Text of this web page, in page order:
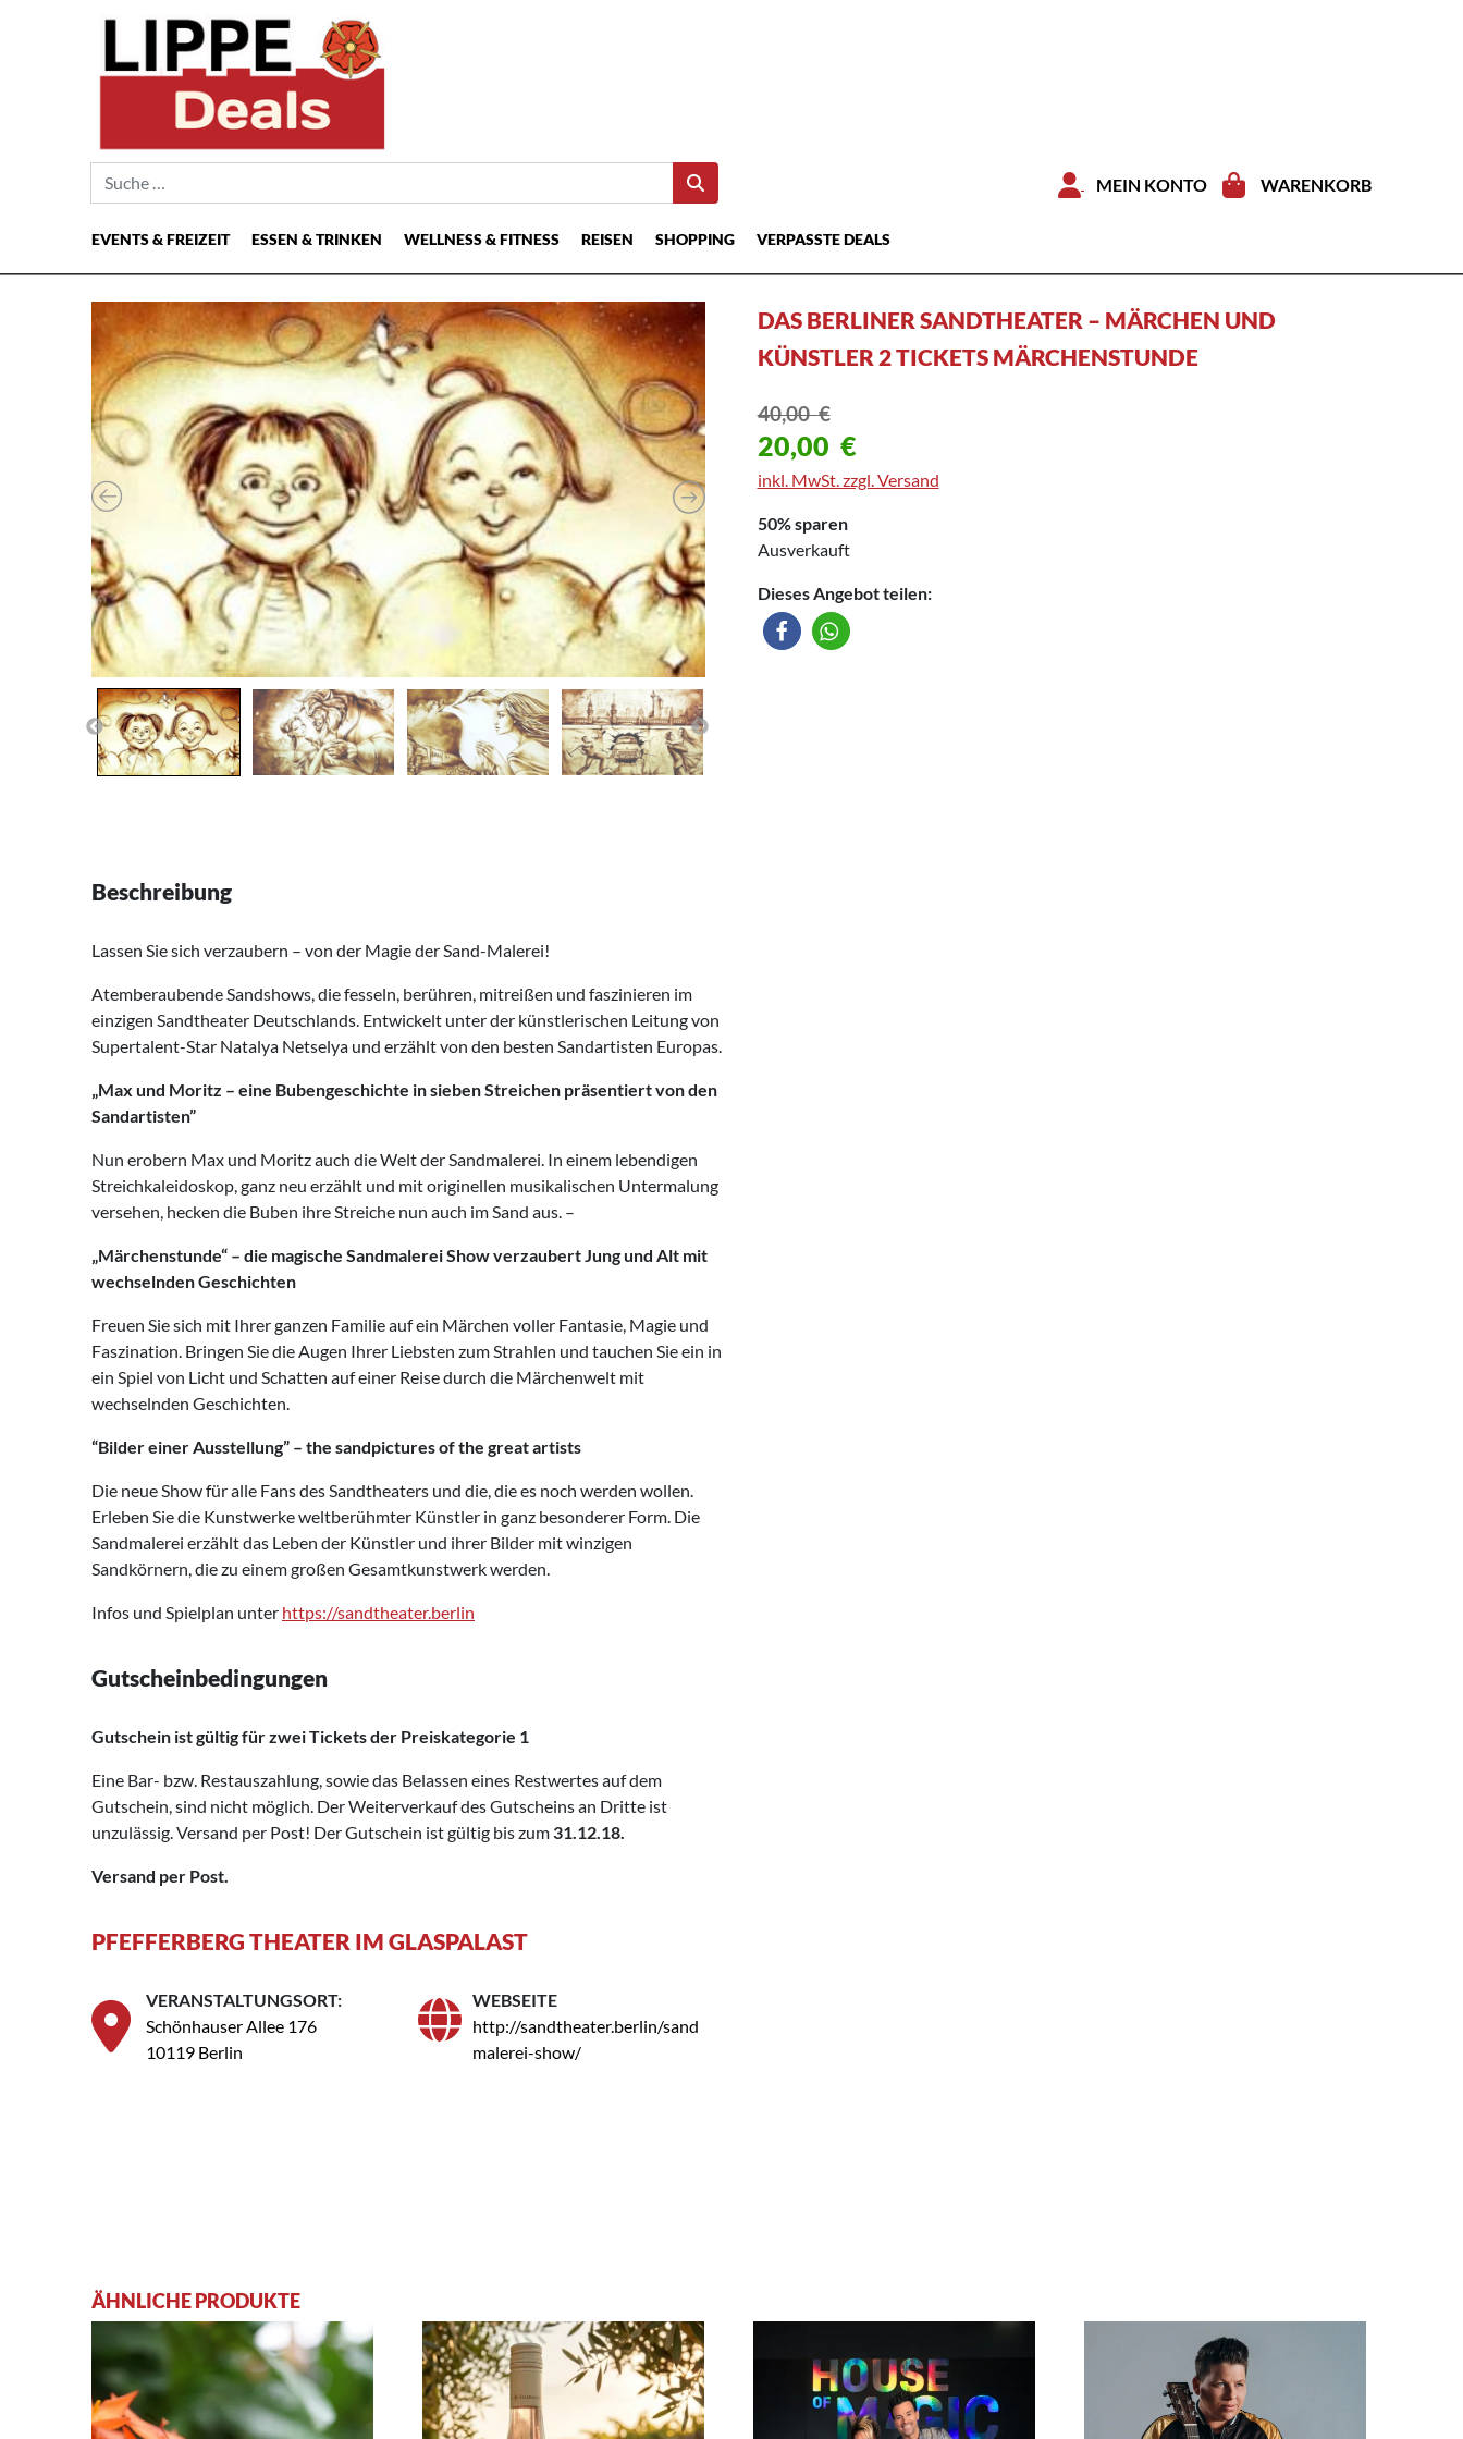
Suche nach:
MEIN KONTO WARENKORB
Hauptnavigation
EVENTS & FREIZEIT ESSEN & TRINKEN WELLNESS & FITNESS REISEN SHOPPING VERPASSTE DEALS
DAS BERLINER SANDTHEATER – MÄRCHEN UND
KÜNSTLER 2 TICKETS MÄRCHENSTUNDE
40,00€
20,00 €
inkl. MwSt. zzgl. Versand
50% sparen
Ausverkauft
Dieses Angebot teilen:
Beschreibung
Lassen Sie sich verzaubern – von der Magie der Sand-Malerei!
Atemberaubende Sandshows, die fesseln, berühren, mitreißen und faszinieren im
einzigen Sandtheater Deutschlands. Entwickelt unter der künstlerischen Leitung von
Supertalent-Star Natalya Netselya und erzählt von den besten Sandartisten Europas.
„Max und Moritz – eine Bubengeschichte in sieben Streichen präsentiert von den
Sandartisten”
Nun erobern Max und Moritz auch die Welt der Sandmalerei. In einem lebendigen
Streichkaleidoskop, ganz neu erzählt und mit originellen musikalischen Untermalung
versehen, hecken die Buben ihre Streiche nun auch im Sand aus. –
„Märchenstunde“ – die magische Sandmalerei Show verzaubert Jung und Alt mit
wechselnden Geschichten
Freuen Sie sich mit Ihrer ganzen Familie auf ein Märchen voller Fantasie, Magie und
Faszination. Bringen Sie die Augen Ihrer Liebsten zum Strahlen und tauchen Sie ein in
ein Spiel von Licht und Schatten auf einer Reise durch die Märchenwelt mit
wechselnden Geschichten.
“Bilder einer Ausstellung” – the sandpictures of the great artists
Die neue Show für alle Fans des Sandtheaters und die, die es noch werden wollen.
Erleben Sie die Kunstwerke weltberühmter Künstler in ganz besonderer Form. Die
Sandmalerei erzählt das Leben der Künstler und ihrer Bilder mit winzigen
Sandkörnern, die zu einem großen Gesamtkunstwerk werden.
Infos und Spielplan unter https://sandtheater.berlin
Gutscheinbedingungen
Gutschein ist gültig für zwei Tickets der Preiskategorie 1
Eine Bar- bzw. Restauszahlung, sowie das Belassen eines Restwertes auf dem
Gutschein, sind nicht möglich. Der Weiterverkauf des Gutscheins an Dritte ist
unzulässig. Versand per Post! Der Gutschein ist gültig bis zum 31.12.18.
Versand per Post.
PFEFFERBERG THEATER IM GLASPALAST
VERANSTALTUNGSORT:
Schönhauser Allee 176
10119 Berlin
WEBSEITE
http://sandtheater.berlin/sand
malerei-show/
ÄHNLICHE PRODUKTE